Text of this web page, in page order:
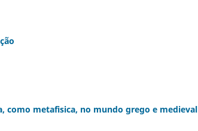
como metafisica, no mundo grego e medieval